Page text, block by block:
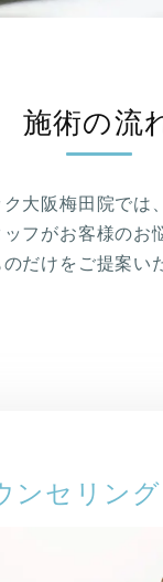
施術の流
大阪梅田院では、
フがお客様のお
だけをご提案い
ンセリング